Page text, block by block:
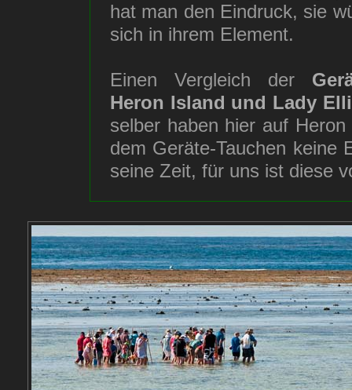
hat man den Eindruck, sie
sich in ihrem Element.
Einen Vergleich der
Heron Island und Lady
selber haben hier auf
dem Geräte-Tauchen keine
seine Zeit, für uns ist diese